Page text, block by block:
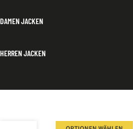
DAMEN JACKEN
HERREN JACKEN